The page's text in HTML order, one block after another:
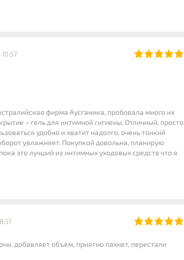
фирма Аусганика, пробовала много их
– гель для интимной гигиены. Отличный, просто
удобно и хватит надолго, очень тонкий
увлажняет. Покупкой довольна, планирую
это лучший из интимных уходовых средств что я
добавляет объём, приятно пахнет, перестали